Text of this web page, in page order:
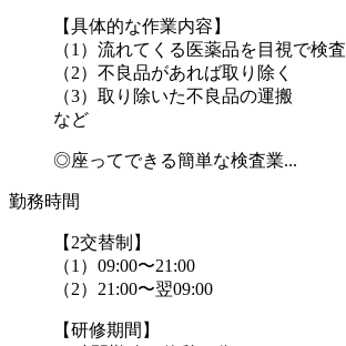
【具体的な作業内容】
（1）流れてくる医薬品を目視で検査
（2）不良品があれば取り除く
（3）取り除いた不良品の運搬
など
◎座ってできる簡単な検査業...
勤務時間
【2交替制】
（1）09:00〜21:00
（2）21:00〜翌09:00
【研修期間】